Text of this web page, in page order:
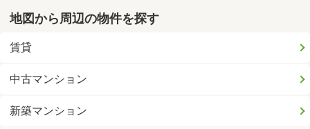
地図から周辺の物件を探す
賃貸
中古マンション
新築マンション